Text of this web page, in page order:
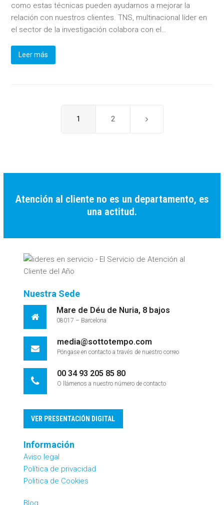
como estas técnicas pueden ayudarnos a mejorar la
relación con nuestros clientes. TNS, multinacional líder en
el sector de la investigación colabora con el…
Leer más
Page
1 Page
2 Siguiente
Atención al cliente no es un departamento, es
una actitud.
Nuestra Sede
Mare de Déu de Nuria, 8 bajos
08017 – Barcelona
media@sottotempo.com
Póngase en contacto a través de nuestro correo
00 34 93 205 85 80
O llámenos a nuestro número de contacto
VER PRESENTACIÓN DIGITAL
Información
Aviso legal
Política de privacidad
Politica de Cookies
Blog